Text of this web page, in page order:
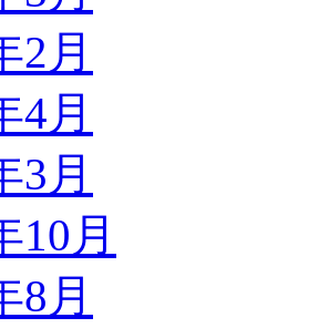
2月
4月
3月
10月
8月